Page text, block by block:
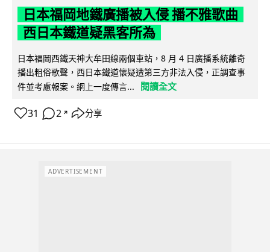
日本福岡地鐵廣播被入侵 播不雅歌曲
西日本鐵道疑黑客所為
日本福岡西鐵天神大牟田線兩個車站，8 月 4 日廣播系統離奇
播出粗俗歌聲，西日本鐵道懷疑遭第三方非法入侵，正調查事
件並考慮報案。網上一度傳言...
閱讀全文
31 2 ↗ 分享
ADVERTISEMENT